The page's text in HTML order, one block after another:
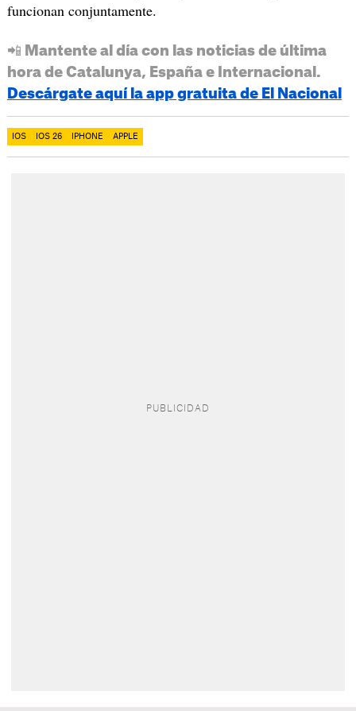
funcionan conjuntamente.
📲 Mantente al día con las noticias de última
hora de Catalunya, España e Internacional.
Descárgate aquí la app gratuita de El Nacional
IOS IOS 26 IPHONE APPLE